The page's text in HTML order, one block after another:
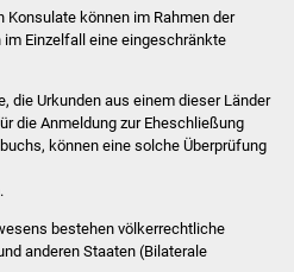
Hallenbad
Stadtarchiv
Bürgerhaus
können im Rahmen der
Einzelfall eine eingeschränkte
die Urkunden aus einem dieser Länder
die Anmeldung zur Eheschließung
können eine solche Überprüfung
bestehen völkerrechtliche
anderen Staaten (Bilaterale